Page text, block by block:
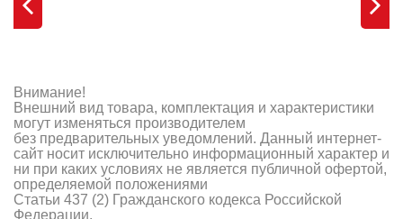
Конструкторы
Аккумуляторы и батарейки
Зарядные устройства и блоки питания
Двигатели
Внимание!
Внешний вид товара, комплектация и характеристики
могут изменяться производителем
без предварительных уведомлений. Данный интернет-
сайт носит исключительно информационный характер и
ни при каких условиях не является публичной офертой,
определяемой положениями
Статьи 437 (2) Гражданского кодекса Российской
Федерации.